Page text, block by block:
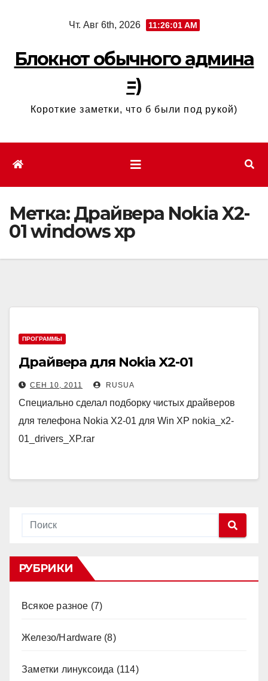
Чт. Авг 6th, 2026 11:26:01 AM
Блокнот обычного админа
=)
Короткие заметки, что б были под рукой)
Метка:Драйвера Nokia X2-
01 windows xp
ПРОГРАММЫ
Драйвера для Nokia X2-01
СЕН 10, 2011 RUSUA
Специально сделал подборку чистых драйверов
для телефона Nokia X2-01 для Win XP nokia_x2-
01_drivers_XP.rar
РУБРИКИ
Всякое разное (7)
Железо/Hardware (8)
Заметки линуксоида (114)